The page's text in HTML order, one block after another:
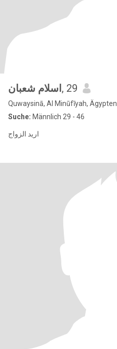
اسلام شعبان , 29
Quwaysinā, Al Minūfīyah, Ägypten
Suche: Männlich 29 - 46
اريد الزواج